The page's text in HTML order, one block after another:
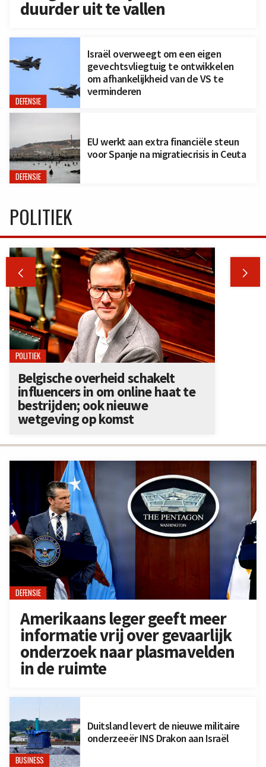
duurder uit te vallen
DEFENSIE
Israël overweegt om een eigen
gevechtsvliegtuig te ontwikkelen
om afhankelijkheid van de VS te
verminderen
DEFENSIE
EU werkt aan extra financiële steun
voor Spanje na migratiecrisis in Ceuta
DEFENSIE
Amerikaans leger geeft meer
informatie vrij over gevaarlijk
onderzoek naar plasmavelden
in de ruimte
BUSINESS
Duitsland levert de nieuwe militaire
onderzeeër INS Drakon aan Israël
POLITIEK
 
POLITIEK
Belgische overheid schakelt
influencers in om online haat te
bestrijden; ook nieuwe
wetgeving op komst